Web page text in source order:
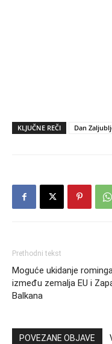
KLJUČNE REČI Dan
Prethodni tekst
Moguće ukidanje
između zemalja EU i
Balkana
POVEZANE OBJAVE